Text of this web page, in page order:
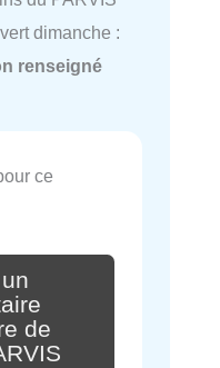
dimanche :
renseigné
ce
de